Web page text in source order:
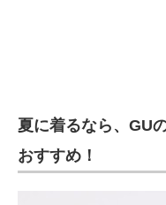
夏に着るなら、GU
おすすめ！